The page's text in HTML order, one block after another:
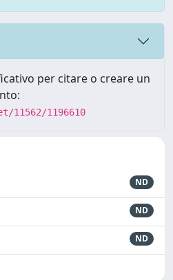
per citare o creare un
1196610
ND
ND
ND